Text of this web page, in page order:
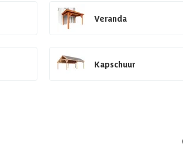
Veranda
Kapschuur